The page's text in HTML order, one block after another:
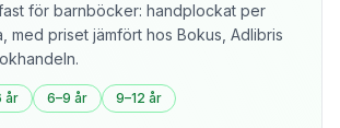
för barnböcker: handplockat per
med priset jämfört hos Bokus, Adlibris
år 6–9 år 9–12 år